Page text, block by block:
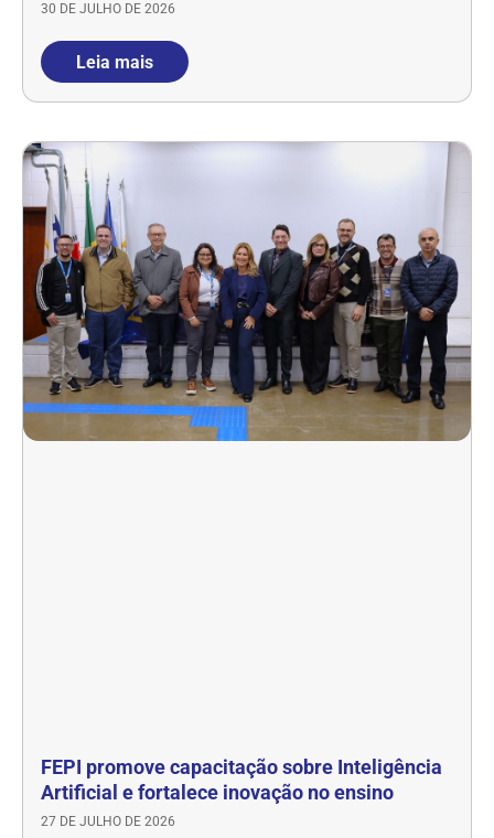
30 DE JULHO DE 2026
Leia mais
FEPI promove capacitação sobre Inteligência
Artificial e fortalece inovação no ensino
27 DE JULHO DE 2026